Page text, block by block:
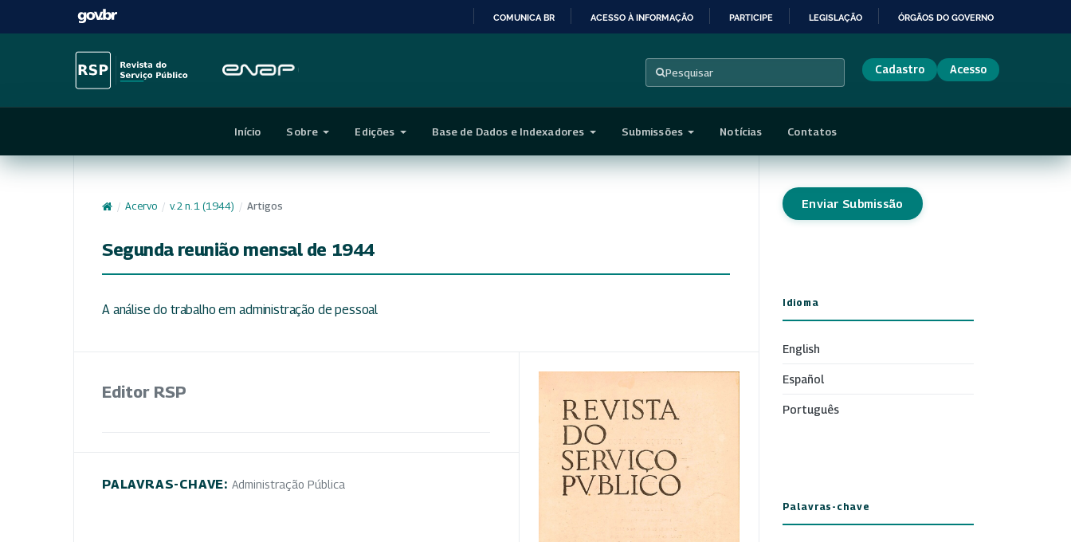
CONTEÚDO
COMUNICA BR ACESSO À INFORMAÇÃO PARTICIPE LEGISLAÇÃO ÓRGÃOS DO GOVERNO
Pesquisar Cadastro Acesso
Início Sobre Edições Base de Dados e Indexadores Submissões Notícias Contatos
/ Acervo / v. 2 n. 1 (1944) / Artigos
Segunda reunião mensal de 1944
A análise do trabalho em administração de pessoal
Editor RSP
PALAVRAS-CHAVE: Administração Pública
Enviar Submissão
Idioma
English
Español
Português
Palavras-chave